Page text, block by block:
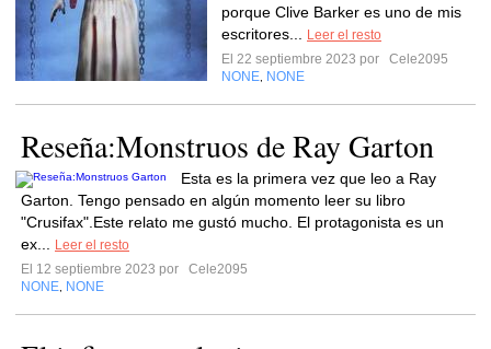
porque Clive Barker es uno de mis
escritores...
Leer el resto
El 22 septiembre 2023 por
Cele2095
NONE NONE
Reseña:Monstruos de Ray Garton
Esta es la primera vez que leo a Ray
Garton. Tengo pensado en algún momento leer su libro
"Crusifax".Este relato me gustó mucho. El protagonista es un
ex...
Leer el resto
El 12 septiembre 2023 por
Cele2095
NONE NONE